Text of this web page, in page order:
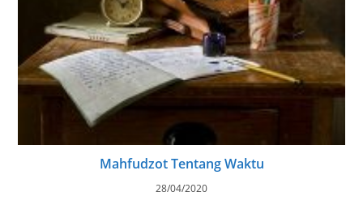
Mahfudzot Tentang Waktu
28/04/2020